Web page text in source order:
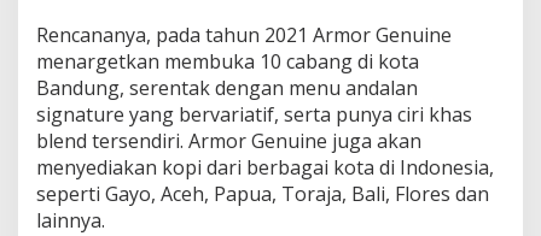
Rencananya, pada tahun 2021 Armor Genuine
menargetkan membuka 10 cabang di kota
Bandung, serentak dengan menu andalan
signature yang bervariatif, serta punya ciri khas
blend tersendiri. Armor Genuine juga akan
menyediakan kopi dari berbagai kota di Indonesia,
seperti Gayo, Aceh, Papua, Toraja, Bali, Flores dan
lainnya.